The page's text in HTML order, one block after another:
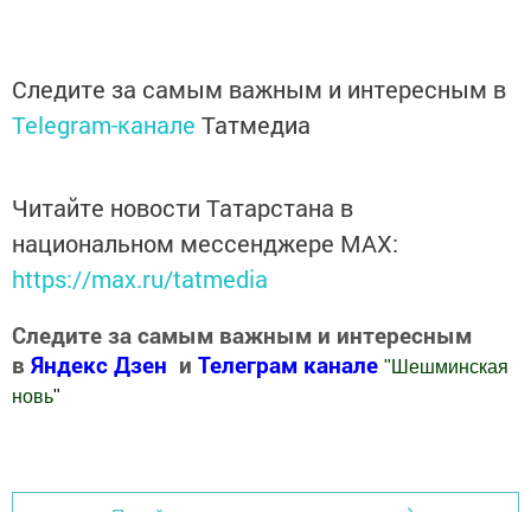
Следите за самым важным и интересным в
Telegram-канале Татмедиа
Читайте новости Татарстана в
национальном мессенджере MАХ:
https://max.ru/tatmedia
Следите за самым важным и интересным
в Яндекс Дзен и Телеграм канале " Шешминская
новь"